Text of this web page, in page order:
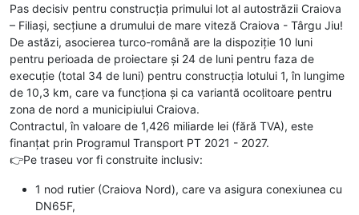
Pas decisiv pentru construcția primului lot al autostrăzii Craiova
– Filiași, secțiune a drumului de mare viteză Craiova - Târgu Jiu!
De astăzi, asocierea turco-română are la dispoziție 10 luni
pentru perioada de proiectare și 24 de luni pentru faza de
execuție (total 34 de luni) pentru construcția lotului 1, în lungime
de 10,3 km, care va funcționa și ca variantă ocolitoare pentru
zona de nord a municipiului Craiova.
Contractul, în valoare de 1,426 miliarde lei (fără TVA), este
finanțat prin Programul Transport PT 2021 - 2027.
👉Pe traseu vor fi construite inclusiv:
1 nod rutier (Craiova Nord), care va asigura conexiunea cu
DN65F,